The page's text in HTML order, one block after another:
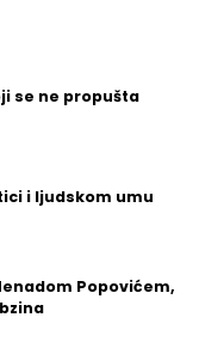
se ne propušta
i ljudskom umu
Popovićem,